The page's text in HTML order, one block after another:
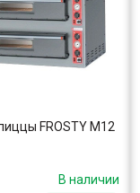
FROSTY M12
В наличии